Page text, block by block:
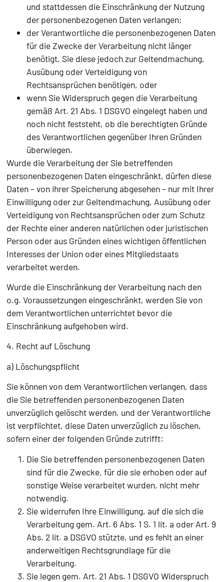
und stattdessen die Einschränkung der Nutzung
der personenbezogenen Daten verlangen;
der Verantwortliche die personenbezogenen Daten
für die Zwecke der Verarbeitung nicht länger
benötigt, Sie diese jedoch zur Geltendmachung,
Ausübung oder Verteidigung von
Rechtsansprüchen benötigen, oder
wenn Sie Widerspruch gegen die Verarbeitung
gemäß Art. 21 Abs. 1 DSGVO eingelegt haben und
noch nicht feststeht, ob die berechtigten Gründe
des Verantwortlichen gegenüber Ihren Gründen
überwiegen.
Wurde die Verarbeitung der Sie betreffenden
personenbezogenen Daten eingeschränkt, dürfen diese
Daten – von ihrer Speicherung abgesehen – nur mit Ihrer
Einwilligung oder zur Geltendmachung, Ausübung oder
Verteidigung von Rechtsansprüchen oder zum Schutz
der Rechte einer anderen natürlichen oder juristischen
Person oder aus Gründen eines wichtigen öffentlichen
Interesses der Union oder eines Mitgliedstaats
verarbeitet werden.
Wurde die Einschränkung der Verarbeitung nach den
o.g. Voraussetzungen eingeschränkt, werden Sie von
dem Verantwortlichen unterrichtet bevor die
Einschränkung aufgehoben wird.
4. Recht auf Löschung
a) Löschungspflicht
Sie können von dem Verantwortlichen verlangen, dass
die Sie betreffenden personenbezogenen Daten
unverzüglich gelöscht werden, und der Verantwortliche
ist verpflichtet, diese Daten unverzüglich zu löschen,
sofern einer der folgenden Gründe zutrifft:
Die Sie betreffenden personenbezogenen Daten
sind für die Zwecke, für die sie erhoben oder auf
sonstige Weise verarbeitet wurden, nicht mehr
notwendig.
Sie widerrufen Ihre Einwilligung, auf die sich die
Verarbeitung gem. Art. 6 Abs. 1 S. 1 lit. a oder Art. 9
Abs. 2 lit. a DSGVO stützte, und es fehlt an einer
anderweitigen Rechtsgrundlage für die
Verarbeitung.
Sie legen gem. Art. 21 Abs. 1 DSGVO Widerspruch